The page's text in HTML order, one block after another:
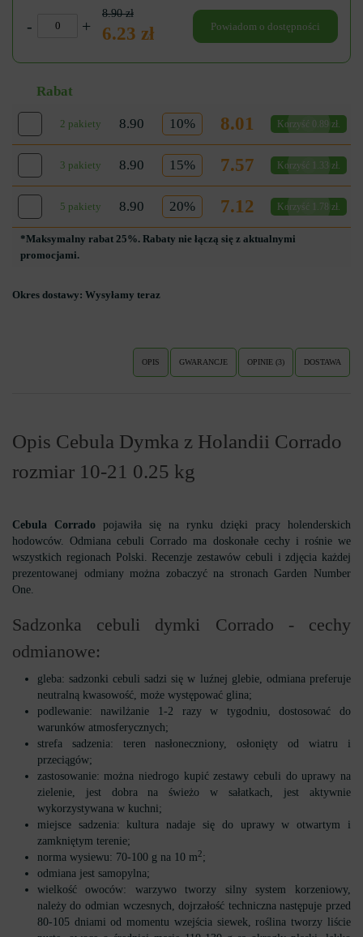
- +
8.90 zł
6.23 zł Powiadom o dostępności
Rabat
2 pakiety 8.90 10% 8.01 Korzyść 0.89 zł.
3 pakiety 8.90 15% 7.57 Korzyść 1.33 zł.
5 pakiety 8.90 20% 7.12 Korzyść 1.78 zł.
*Maksymalny rabat 25%. Rabaty nie łączą się z aktualnymi
promocjami.
Okres dostawy: Wysyłamy teraz
OPIS GWARANCJE OPINIE (3) DOSTAWA
Opis Cebula Dymka z Holandii Corrado
rozmiar 10-21 0.25 kg
Cebula Corrado pojawiła się na rynku dzięki pracy holenderskich
hodowców. Odmiana cebuli Corrado ma doskonałe cechy i rośnie we
wszystkich regionach Polski. Recenzje zestawów cebuli i zdjęcia każdej
prezentowanej odmiany można zobaczyć na stronach Garden Number
One.
Sadzonka cebuli dymki Corrado - cechy
odmianowe:
gleba: sadzonki cebuli sadzi się w luźnej glebie, odmiana preferuje
neutralną kwasowość, może występować glina;
podlewanie: nawilżanie 1-2 razy w tygodniu, dostosować do
warunków atmosferycznych;
strefa sadzenia: teren nasłoneczniony, osłonięty od wiatru i
przeciągów;
zastosowanie: można niedrogo kupić zestawy cebuli do uprawy na
zielenie, jest dobra na świeżo w sałatkach, jest aktywnie
wykorzystywana w kuchni;
miejsce sadzenia: kultura nadaje się do uprawy w otwartym i
zamkniętym terenie;
norma wysiewu: 70-100 g na 10 m2;
odmiana jest samopylna;
wielkość owoców: warzywo tworzy silny system korzeniowy,
należy do odmian wczesnych, dojrzałość techniczna następuje przed
80-105 dniami od momentu wzejścia siewek, roślina tworzy liście